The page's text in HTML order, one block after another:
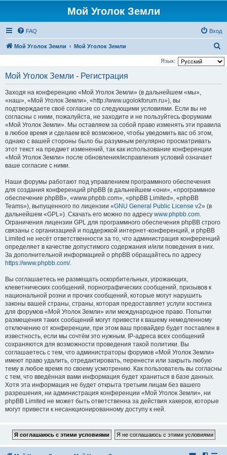
Мой Уголок Земли
FAQ Вход
Мой Уголок Земли Мой Уголок Земли
о
Язык:
Мой Уголок Земли - Регистрация
Заходя на конференцию «Мой Уголок Земли» (в дальнейшем «мы»,
«наш», «Мой Уголок Земли», «http://www.ugolokforum.ru»), вы
подтверждаете своё согласие со следующими условиями. Если вы не
согласны с ними, пожалуйста, не заходите и не пользуйтесь форумами
«Мой Уголок Земли». Мы оставляем за собой право изменять эти правила
в любое время и сделаем всё возможное, чтобы уведомить вас об этом,
однако с вашей стороны было бы разумным регулярно просматривать
этот текст на предмет изменений, так как использование конференции
«Мой Уголок Земли» после обновления/исправления условий означает
ваше согласие с ними.
Наши форумы работают под управлением программного обеспечения
для создания конференций phpBB (в дальнейшем «они», «программное
обеспечение phpBB», «www.phpbb.com», «phpBB Limited», «phpBB
Teams»), выпущенного по лицензии «GNU General Public License v2» (в
дальнейшем «GPL»). Скачать его можно по адресу www.phpbb.com.
Ограничения лицензии GPL для программного обеспечения phpBB строго
связаны с организацией и поддержкой интернет-конференций, и phpBB
Limited не несёт ответственности за то, что администрация конференций
определяет в качестве допустимого содержания и/или поведения в них.
За дополнительной информацией о phpBB обращайтесь по адресу
https://www.phpbb.com/.
Вы соглашаетесь не размещать оскорбительных, угрожающих,
клеветнических сообщений, порнографических сообщений, призывов к
национальной розни и прочих сообщений, которые могут нарушить
законы вашей страны, страны, которая предоставляет услуги хостинга
для форумов «Мой Уголок Земли» или международное право. Попытки
размещения таких сообщений могут привести к вашему немедленному
отключению от конференции, при этом ваш провайдер будет поставлен в
известность, если мы сочтём это нужным. IP-адреса всех сообщений
сохраняются для возможности проведения такой политики. Вы
соглашаетесь с тем, что администраторы форумов «Мой Уголок Земли»
имеют право удалить, отредактировать, перенести или закрыть любую
тему в любое время по своему усмотрению. Как пользователь вы согласны
с тем, что введённая вами информация будет храниться в базе данных.
Хотя эта информация не будет открыта третьим лицам без вашего
разрешения, ни администрация конференции «Мой Уголок Земли», ни
phpBB Limited не может быть ответственна за действия хакеров, которые
могут привести к несанкционированному доступу к ней.